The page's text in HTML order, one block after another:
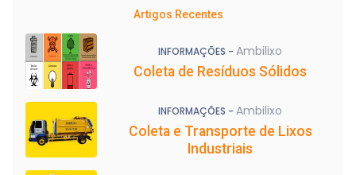
Artigos Recentes
INFORMAÇÕES - Ambilixo
Coleta de Resíduos Sólidos
INFORMAÇÕES - Ambilixo
Coleta e Transporte de Lixos
Industriais